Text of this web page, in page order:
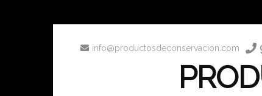
info@productosdeconservacion.com